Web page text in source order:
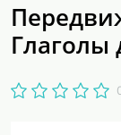
Глаголы